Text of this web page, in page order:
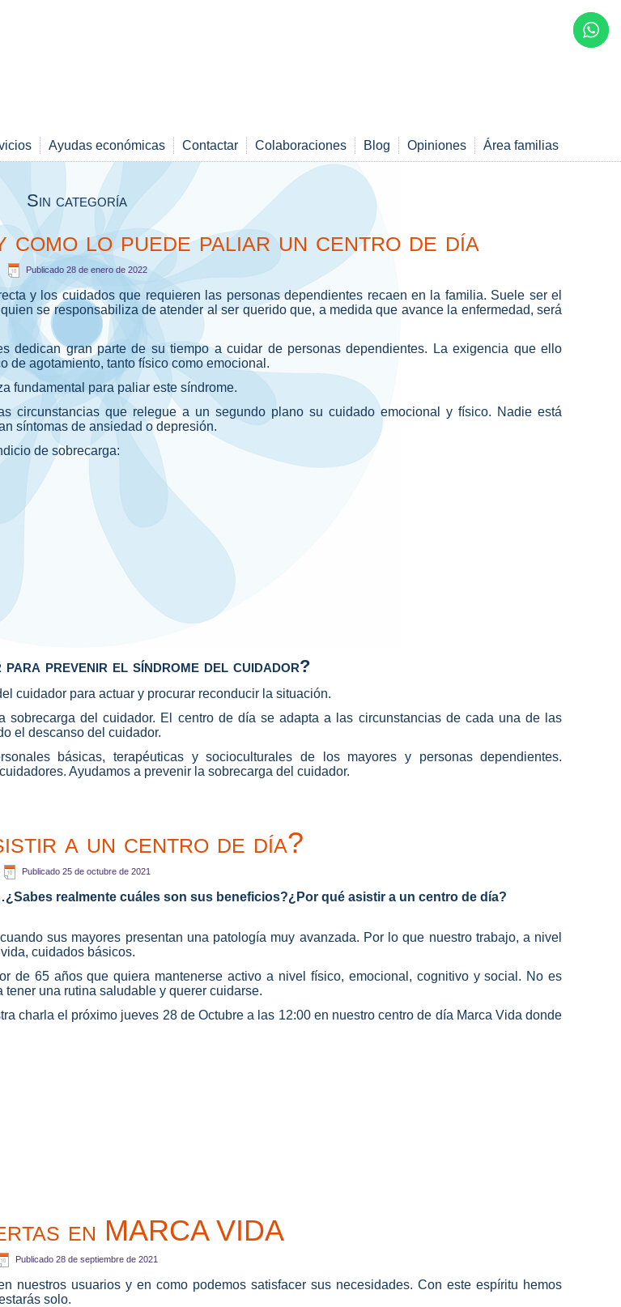
Ayudas económicas Contactar Colaboraciones Blog Opiniones Área familias
Sin categoría
lo puede paliar un centro de día
Publicado 28 de enero de 2022
y los cuidados que requieren las personas dependientes recaen en la familia. Suele ser el
se responsabiliza de atender al ser querido que, a medida que avance la enfermedad, será
dedican gran parte de su tiempo a cuidar de personas dependientes. La exigencia que ello
de agotamiento, tanto físico como emocional.
fundamental para paliar este síndrome.
circunstancias que relegue a un segundo plano su cuidado emocional y físico. Nadie está
síntomas de ansiedad o depresión.
de sobrecarga:
para prevenir el síndrome del cuidador?
cuidador para actuar y procurar reconducir la situación.
del cuidador. El centro de día se adapta a las circunstancias de cada una de las
el descanso del cuidador.
básicas, terapéuticas y socioculturales de los mayores y personas dependientes.
Ayudamos a prevenir la sobrecarga del cuidador.
a un centro de día?
Publicado 25 de octubre de 2021
realmente cuáles son sus beneficios?¿Por qué asistir a un centro de día?
sus mayores presentan una patología muy avanzada. Por lo que nuestro trabajo, a nivel
cuidados básicos.
de 65 años que quiera mantenerse activo a nivel físico, emocional, cognitivo y social. No es
una rutina saludable y querer cuidarse.
charla el próximo jueves 28 de Octubre a las 12:00 en nuestro centro de día Marca Vida donde
en MARCA VIDA
Publicado 28 de septiembre de 2021
nuestros usuarios y en como podemos satisfacer sus necesidades. Con este espíritu hemos
solo.